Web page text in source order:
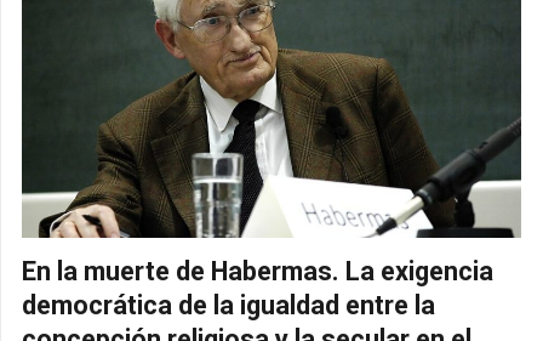
En la muerte de Habermas. La exigencia
democrática de la igualdad entre la